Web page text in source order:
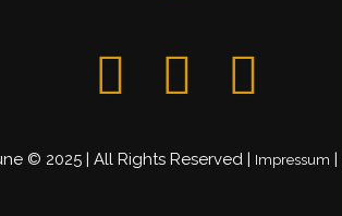
© 2025 | All Rights Reserved | Impressum |